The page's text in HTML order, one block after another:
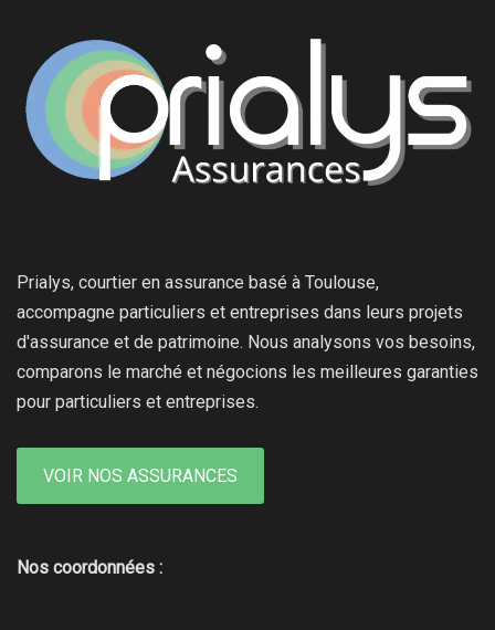
Prialys, courtier en assurance basé à Toulouse,
accompagne particuliers et entreprises dans leurs projets
d'assurance et de patrimoine. Nous analysons vos besoins,
comparons le marché et négocions les meilleures garanties
pour particuliers et entreprises.
VOIR NOS ASSURANCES
Nos coordonnées :